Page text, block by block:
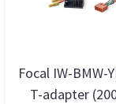
Focal IW-BMW-
T-adapter